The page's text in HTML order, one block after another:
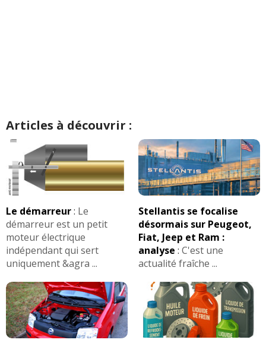
Articles à découvrir :
Le démarreur: Le
démarreur est un petit
moteur électrique
indépendant qui sert
uniquement &agra ...
Stellantis se focalise
désormais sur Peugeot,
Fiat, Jeep et Ram :
analyse : C'est une
actualité fraîche ...